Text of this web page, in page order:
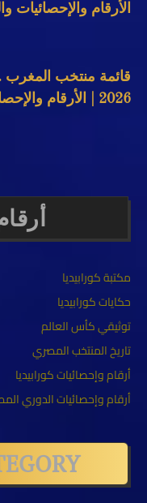
الأرقام والإحصائيات
قائمة منتخب المغرب
2026 | الأرقام والإحصائيات والقيمة...
مكتبة كورابيديا
حكايات كورابيديا
توثيقي كأس العالم
تاريخ المنتخب المصري
أرقام وإحصائيات كورابيديا
أرقام وإحصائيات الدوري